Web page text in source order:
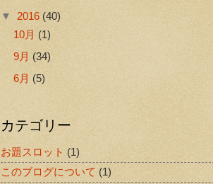
▼ 2016 (40)
10月 (1)
9月 (34)
6月 (5)
カテゴリー
お題スロット (1)
このブログについて (1)